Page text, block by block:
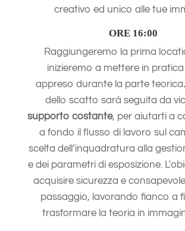
creativo ed unico alle tue
ORE 16:00
Raggiungeremo la prima
inizieremo a mettere in
appreso durante la parte teorica.
dello scatto sarà seguita da
supporto costante, per aiutarti a
a fondo il flusso di lavoro sul
scelta dell’inquadratura alla
e dei parametri di esposizione.
acquisire sicurezza e
passaggio, lavorando fianco a
trasformare la teoria in